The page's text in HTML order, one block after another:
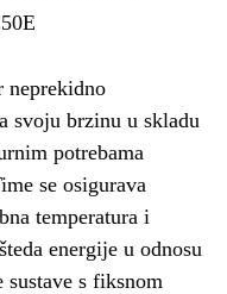
neprekidno
svoju brzinu u skladu
potrebama
se osigurava
temperatura i
energije u odnosu
sustave s fiksnom